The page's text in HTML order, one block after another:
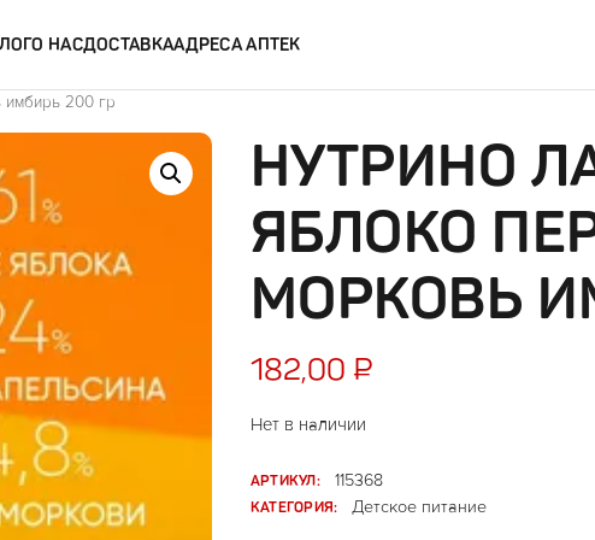
О НАСДОСТАВКААДРЕСА АПТЕК
200 гр
НУТРИНО
ЯБЛОКО
МОРКОВЬ
182,00 ₽
Нет в наличии
АРТИКУЛ:
115368
КАТЕГОРИЯ:
Детское питание